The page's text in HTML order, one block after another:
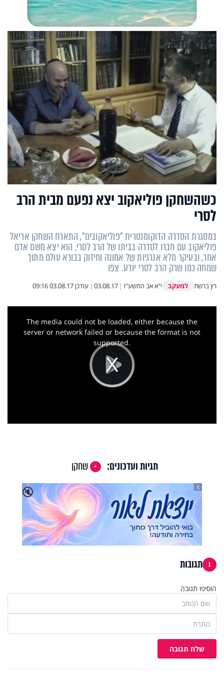
כשהשחקן פוליאקוב יצא נפעם מבית הרב
לסרי
במסגרת הסדרה הדוקומנטרית "פוליאקובים", התארח השחקן אריאל
פוליאקוב עם חברו לסדרה בביתו של הרב לסרי. הוא יצא משם אדם
אחר, ובעיקר מלא אנרגיות של אמונה וחיזוק בבורא עולם מתוך
שמחה כמו שרק הרב לסרי יודע. צפו
רץ ברשת למעקב י"א אב התשע"ז |
03.08.17
| עודכן03.08.17 09:16
Play
This
The media could not be loaded, either because the
server or network failed or because the format is not
supported.
תגיות ועדכונים:
שחקן
🔇
X
1 תגובות
הוסיפו תגובה
שלח תגובה